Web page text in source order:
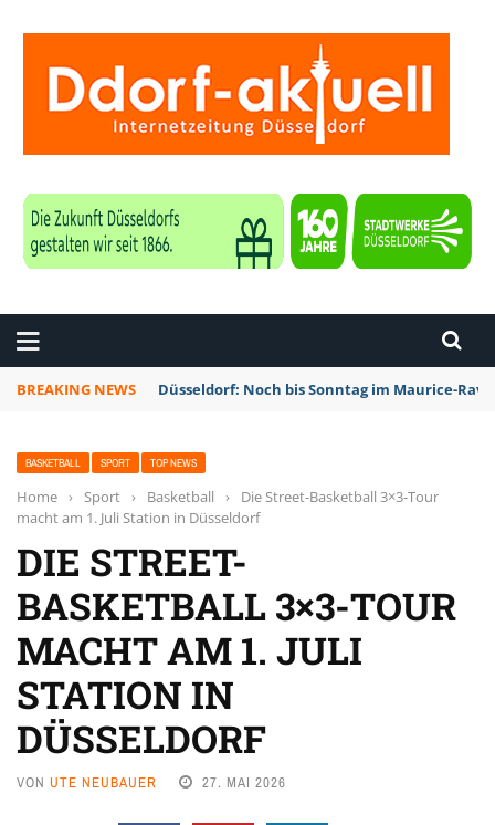
BREAKING NEWS Düsseldorf: Noch bis Sonntag im Maurice-
BASKETBALL SPORT TOP NEWS
Home › Sport › Basketball ›
Die Street-Basketball 3×3-Tour
macht am 1. Juli Station in Düsseldorf
DIE STREET-
BASKETBALL 3×3-TOUR
MACHT AM 1. JULI
STATION IN
DÜSSELDORF
VON UTE NEUBAUER 27. MAI 2026